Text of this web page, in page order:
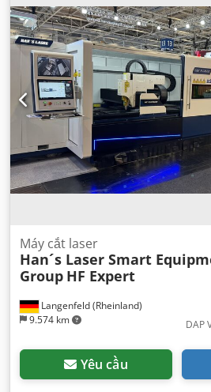
Langenfeld (Rheinland)
9.574 km
Máy cắt laser
Han´s Laser Smart
Group HF Expert
DAP
Yêu cầu